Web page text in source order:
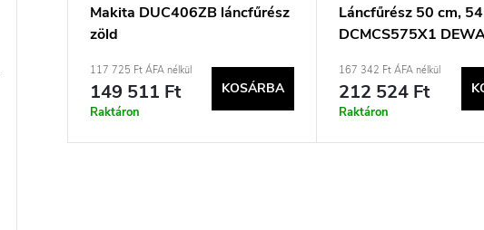
Makita DUC406ZB láncfűrész
zöld
117 725 Ft ÁFA nélkül
149 511 Ft
Raktáron
KOSÁRBA
Láncfűrész 50 cm,
DCMCS575X1
167 342 Ft ÁFA nélkül
212 524 Ft
Raktáron